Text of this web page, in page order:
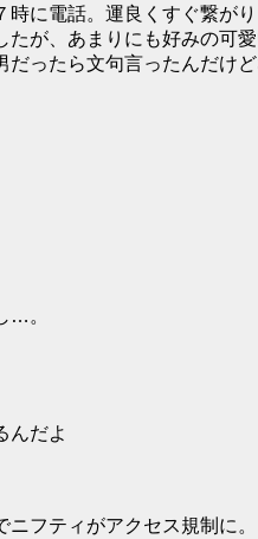
に電話。運良くすぐ繋が
が、あまりにも好みの可
ったら文句言ったんだけど
…。
んだよ
フティがアクセス規制に。